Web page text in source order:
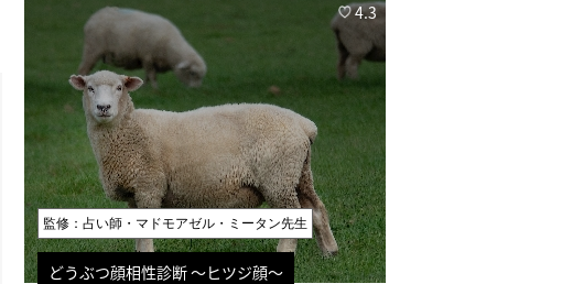
4.3
監修：占い師・マドモアゼル・ミータン先生
どうぶつ顔相性診断 〜ヒツジ顔〜